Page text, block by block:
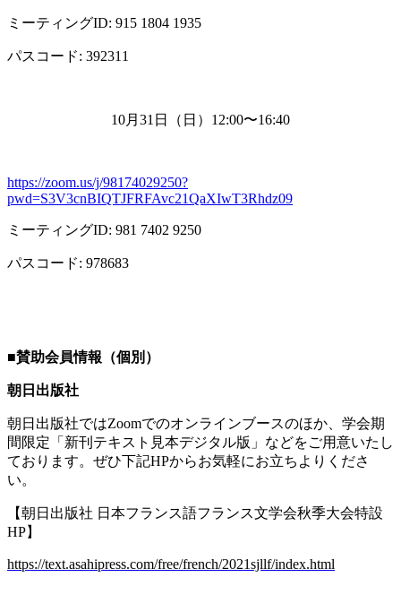
ミーティングID: 915 1804 1935
パスコード: 392311
10月 31 日（日） 12:00〜16:40
https://zoom.us/j/98174029250?
pwd=S3V3cnBIQTJFRFAvc21QaXIwT3Rhdz09
ミーティングID: 981 7402 9250
パスコード: 978683
■賛助会員情報（個別）
朝日出版社
朝日出版社ではZoomでのオンラインブースのほか、学会期
間限定「新刊テキスト見本デジタル版」などをご用意いたし
ております。ぜひ下記HPからお気軽にお立ちよりくださ
い。
【朝日出版社 日本フランス語フランス文学会秋季大会特設
HP】
https://text.asahipress.com/free/french/2021sjllf/index.html